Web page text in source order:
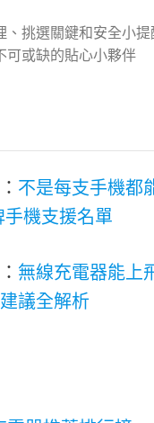
、挑選關鍵和安全小
可或缺的貼心小夥伴
不是每支手機都
手機支援名單
無線充電器能上
議全解析